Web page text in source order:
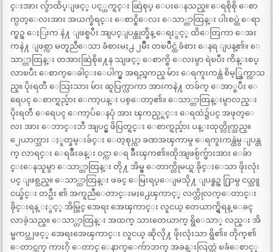
င္းအား လွ်ာထိပ္ျဖင့္ ပင့္ယက္ရင္း ဆြဲစုပ္ ေပးေနသည္။ ေရစိုစို ေစာ
က္ပတ္ေလးအား အယက္ခံရင္း ေစာင္စိေလး ေသာ္တာထြန္း ပါးစပ္ထဲ ေရာ
က္စဥ္ ေႏြးက နဲ႔ ျဖစ္ၿပီး အျပင္ျပန္ထုတ္ခ်ိန္ ေရႏွင့္ ထိေတြကာ ေအး
ကနဲ႔ ျဖစ္ကာ မတူညီေသာ ခံစားမႈ႕ ၂မ်ိဳး တၿပိဳင္ထဲ ခံစား ေနရ ျပန္၏။ ေ
သာ္တာထြန္း တအားဆြဲစို႔ေန သျဖင့္ ေစာက္စိ ေလးမွာ ရဲၿပီး က်ိန္းစပ္
လာၿပီး ေစာက္ေခါင္းေပါက္မွ အရည္ၾကည္ မ်ား ေရကူးကန္ထဲ စိမ့္ထြက္လာသ
ည္။ ပိုးရတီ ေသြးသား မ်ား ဆူပြက္လာကာ အားကနဲ႔ တခ်က္ ေအာ္ၿပီး ေ
ရေပၚ ေစာက္ရည္မ်ား ေကာ့ပန္း ပစ္ေတာ့၏။ ေသာ္တာထြန္းမွာလည္း
ပိုးရတီ ေရေပၚ ေကာ့ပ်ံေနပုံ အား ၾကည့္ရင္း ေရထဲ၌ပင္ အဖုတ္ေ
လး အား ေဘာင္းဘီ အျပင္မွ ဖိပြတ္ရင္း ေစာက္ရည္မ်ား ပန္းထုတ္လိုက္သည္။
၂ေယာက္သား ႏူတ္ခမ္းခ်င္း ေတ့စုပ္ကာ ခဏအၾကာမွ ေရကူးကန္ထဲမွ ျပန္တ
က္ လာရင္း ေရခ်ိဳးခန္း ဝင္ကာ ေရ ခ်ိဳးၾက၏။ထိုအျဖစ္ပ်က္မ်ားအား ေခ်ာ
င္းေနသူမွာ ေသာ္တာထြန္း တို႔ အိမ္မွ ေတာက္တိုမယ္ရ ခိုင္းေသာ ဖိုးလုံး
ပင္ ျဖစ္သည္။ ေသာ္တာထြန္း ဖခင္ ေမြးရပ္ေျမသို႔ ျပန္စဥ္ ႐ြာမွ ငယ္သူ
ငယ္ခ်င္း တဦး ၏ အကူညီေတာင္းမႈ႕ေၾကာင့္ လက္တိုလက္ေတာင္း
ခိုင္းရန္ ႏွင့္ အိမ္တြင္ အေရး အေၾကာင္း လူငယ္ တေယာက္ရွိရန္ ေခၚ
လာခဲ့သည္။ ေသာ္တာထြန္း အထက္ သားတေယာက္ ရွိေသာ္ လည္း အိ
မ္မကပ္သျဖင့္ အေရးအေၾကာင္း လူငယ္ ဆိုလို႔ ဖိုးလုံးသာ ရွိ၏။ တိုက္၏
ေတာင္ဘက္ ကားဂို ေတာင္ ေနာက္ေက်ာဘက္ အခန္းလြတ္ထဲ ၿခံေစာင့္